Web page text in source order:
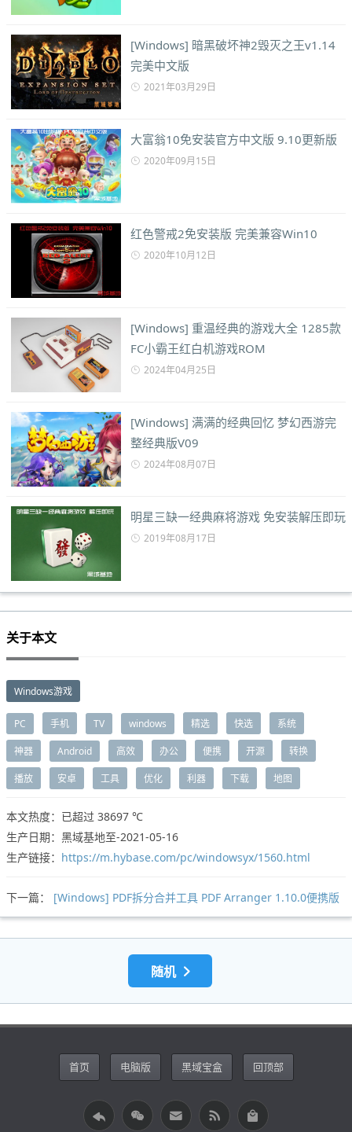
[Windows] 暗黑破坏神2毁灭之王v1.14
完美中文版
2021年03月29日
大富翁10免安装官方中文版 9.10更新版
2020年09月15日
红色警戒2免安装版 完美兼容Win10
2020年10月12日
[Windows] 重温经典的游戏大全 1285款
FC小霸王红白机游戏ROM
2024年04月25日
[Windows] 满满的经典回忆 梦幻西游完
整经典版V09
2024年08月07日
明星三缺一经典麻将游戏 免安装解压即玩
2019年08月17日
关于本文
Windows游戏
PC 手机 TV windows 精选 快选 系统
神器 Android 高效 办公 便携 开源 转换
播放 安卓 工具 优化 利器 下载 地图
本文热度：已超过 38697 ℃
生产日期：黑域基地至-2021-05-16
生产链接： https://m.hybase.com/pc/windowsyx/1560.html
下一篇： [Windows] PDF拆分合并工具 PDF Arranger 1.10.0便携版
随机
首页 电脑版 黑域宝盒 回顶部